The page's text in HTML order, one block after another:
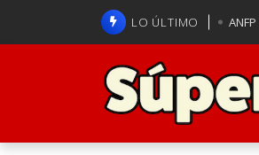
LO ÚLTIMO
La U